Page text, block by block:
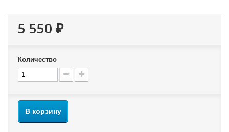
5 550 ₽
Количество
В корзину